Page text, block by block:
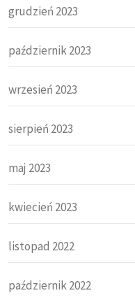
grudzień 2023
październik 2023
wrzesień 2023
sierpień 2023
maj 2023
kwiecień 2023
listopad 2022
październik 2022